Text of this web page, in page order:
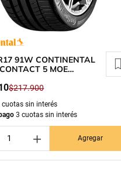
91W CONTINENTAL
5 MOE
$217.900
cuotas sin interés
3 cuotas sin interés
＋ Agregar